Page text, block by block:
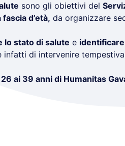
sono gli obiettivi del
d’età, da organizzare
lo stato di salute e
di intervenire
ai 39 anni di Humanitas